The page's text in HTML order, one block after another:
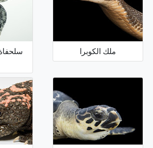
ملك الكوبرا